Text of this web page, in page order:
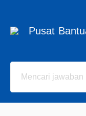
Pusat